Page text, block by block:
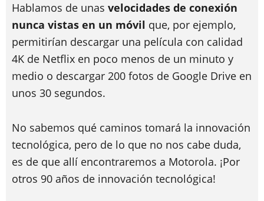
Hablamos de unas velocidades de conexión
nunca vistas en un móvil que, por ejemplo,
permitirían descargar una película con calidad
4K de Netflix en poco menos de un minuto y
medio o descargar 200 fotos de Google Drive en
unos 30 segundos.
No sabemos qué caminos tomará la innovación
tecnológica, pero de lo que no nos cabe duda,
es de que allí encontraremos a Motorola. ¡Por
otros 90 años de innovación tecnológica!